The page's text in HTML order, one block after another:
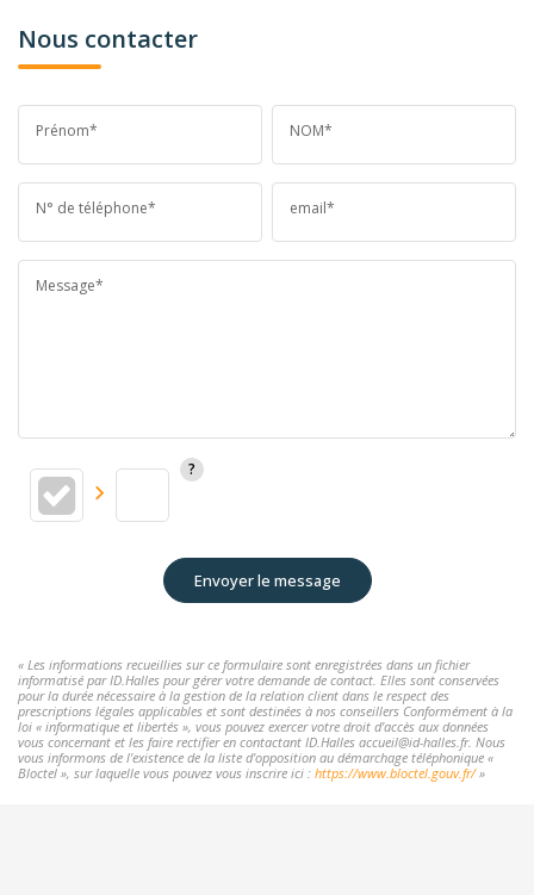
Nous contacter
Prénom* NOM*
N° de téléphone* email*
Message*
Envoyer le message
« Les informations recueillies sur ce formulaire sont enregistrées dans un fichier
informatisé par ID.Halles pour gérer votre demande de contact. Elles sont conservées
pour la durée nécessaire à la gestion de la relation client dans le respect des
prescriptions légales applicables et sont destinées à nos conseillers Conformément à la
loi « informatique et libertés », vous pouvez exercer votre droit d'accès aux données
vous concernant et les faire rectifier en contactant ID.Halles accueil@id-halles.fr. Nous
vous informons de l'existence de la liste d'opposition au démarchage téléphonique «
Bloctel », sur laquelle vous pouvez vous inscrire ici : https://www.bloctel.gouv.fr/»